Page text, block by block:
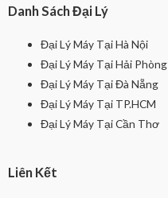
Danh Sách Đại Lý
Đại Lý Máy Tại Hà Nội
Đại Lý Máy Tại Hải Phòng
Đại Lý Máy Tại Đà Nẵng
Đại Lý Máy Tại TP.HCM
Đại Lý Máy Tại Cần Thơ
Liên Kết